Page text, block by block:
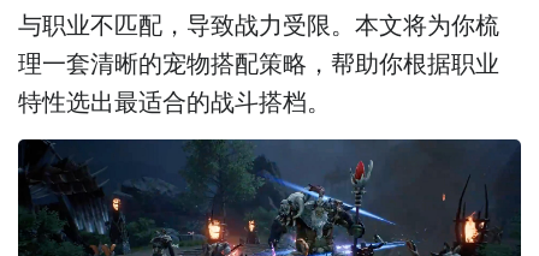
与职业不匹配，导致战力受限。本文将为你梳
理一套清晰的宠物搭配策略，帮助你根据职业
特性选出最适合的战斗搭档。